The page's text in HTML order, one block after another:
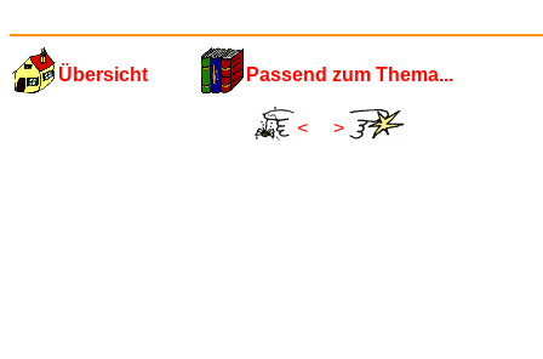
Übersicht Passend zum Thema...
< >